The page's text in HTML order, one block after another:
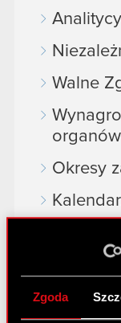
Zgoda
Analitycy
Walne
organów
Okresy
Kontakt